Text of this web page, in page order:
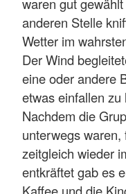
anderen Stelle
Wetter im
Der Wind
eine oder andere
etwas einfallen zu
Nachdem die
unterwegs waren,
zeitgleich wieder
entkräftet gab es